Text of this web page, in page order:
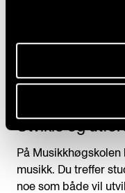
Utvikle og
På
musikk. Du treffer
noe som både vil